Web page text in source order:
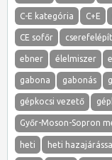
C-E kategória C+E
CE sofőr
ebner élelmiszer
gabona gabonás
gépkocsi vezető
Győr-Moson-Sopron
heti heti hazajárással